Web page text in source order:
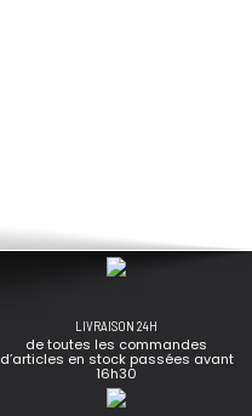
LIVRAISON 24H
de toutes les commandes
d’articles en stock passées avant
16h30